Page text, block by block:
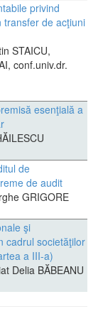
privind
transfer de acţiuni
STAICU,
conf.univ.dr.
esenţială a
de
de audit
GRIGORE
şi
cadrul societăţilor
a III-a)
Delia BĂBEANU